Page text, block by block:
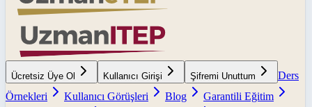
Ücretsiz Üye Ol Kullanıcı Girişi Şifremi Unuttum
Ders
Örnekleri
Kullanıcı Görüşleri Blog
Garantili Eğitim